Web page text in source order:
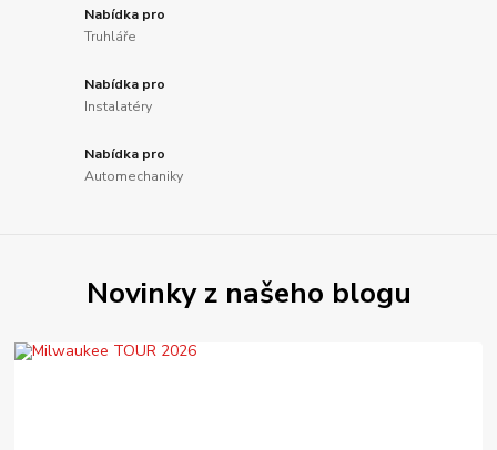
Nabídka pro
Truhláře
Nabídka pro
Instalatéry
Nabídka pro
Automechaniky
Novinky z našeho blogu